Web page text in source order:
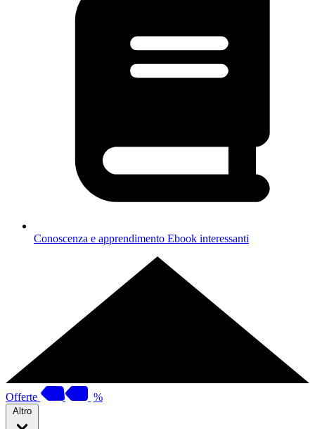
Conoscenza e apprendimento Ebook interessanti
Offerte %
Altro